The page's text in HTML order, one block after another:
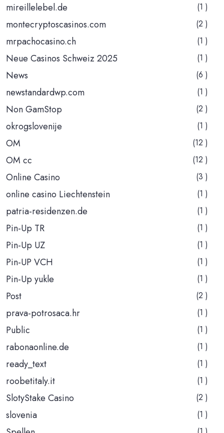
mireillelebel.de (1 )
montecryptoscasinos.com (2 )
mrpachocasino.ch (1 )
Neue Casinos Schweiz 2025 (1 )
News (6 )
newstandardwp.com (1 )
Non GamStop (2 )
okrogslovenije (1 )
OM (12 )
OM cc (12 )
Online Casino (3 )
online casino Liechtenstein (1 )
patria-residenzen.de (1 )
Pin-Up TR (1 )
Pin-Up UZ (1 )
Pin-UP VCH (1 )
Pin-Up yukle (1 )
Post (2 )
prava-potrosaca.hr (1 )
Public (1 )
rabonaonline.de (1 )
ready_text (1 )
roobetitaly.it (1 )
SlotyStake Casino (2 )
slovenia (1 )